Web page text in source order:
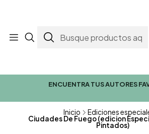
ENCUENTRA TUS AUTORES
Inicio Ediciones
Ciudades De Fuego (edicion
Pintados)